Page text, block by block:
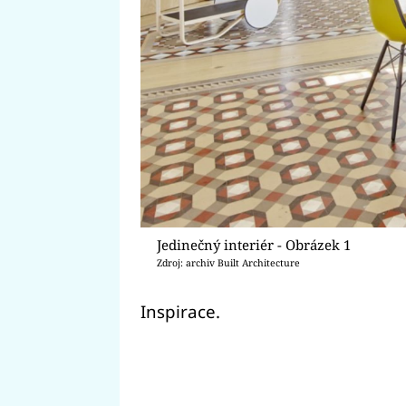
Jedinečný interiér - Obrázek 1
Zdroj: archiv Built Architecture
Inspirace.